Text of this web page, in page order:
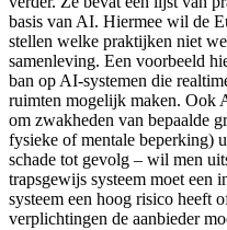
basis van AI. Hiermee wil de
stellen welke praktijken niet
samenleving. Een voorbeeld
ban op AI-systemen die
ruimten mogelijk maken. Ook
om zwakheden van bepaalde
fysieke of mentale beperking)
schade tot gevolg – wil men
trapsgewijs systeem moet een
systeem een hoog risico heeft
verplichtingen de aanbieder